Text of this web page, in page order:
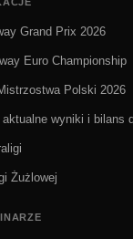
Grand Prix 2026
Euro Championship
Polski 2026
wyniki i bilans
Żużlowej